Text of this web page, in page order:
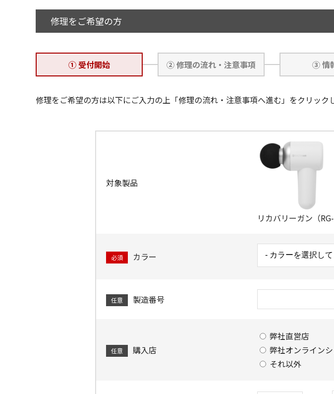
修理をご希望の方
① 受付開始 ② 修理の流れ・注意事項 ③ 情
修理をご希望の方は以下にご入力の上「修理の流れ・注意事項へ進む」をクリック
対象製品
リカバリーガン（RG-
必須 カラー
任意 製造番号
任意 購入店
弊社直営店
弊社オンライン
それ以外